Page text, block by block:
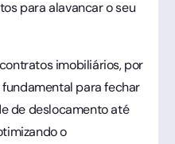
para alavancar o seu
imobiliários, por
para fechar
de deslocamento até
o